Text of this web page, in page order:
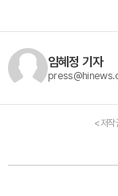
임혜정 기자
<저작